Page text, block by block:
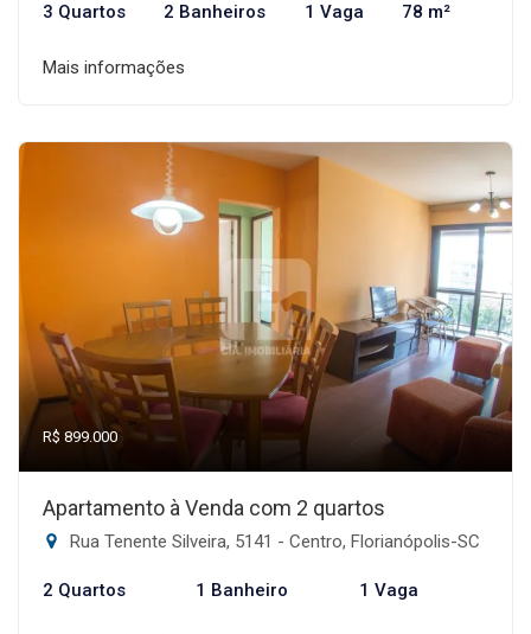
3 Quartos 2 Banheiros 1 Vaga 78 m²
Mais informações
R$ 899.000
Apartamento à Venda com 2 quartos
Rua Tenente Silveira, 5141 - Centro, Florianópolis-SC
2 Quartos 1 Banheiro 1 Vaga